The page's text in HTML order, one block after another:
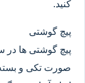
کنید.
پیچ گوشتی
پیچ گوشتی ها در